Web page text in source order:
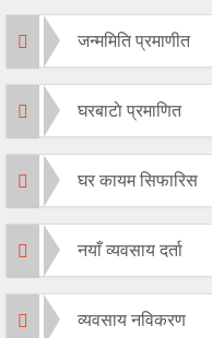
जन्ममिति प्रमाणीत
घरबाटाे प्रमाणित
घर कायम सिफारिस
नयाँ व्यवसाय दर्ता
व्यवसाय नविकरण